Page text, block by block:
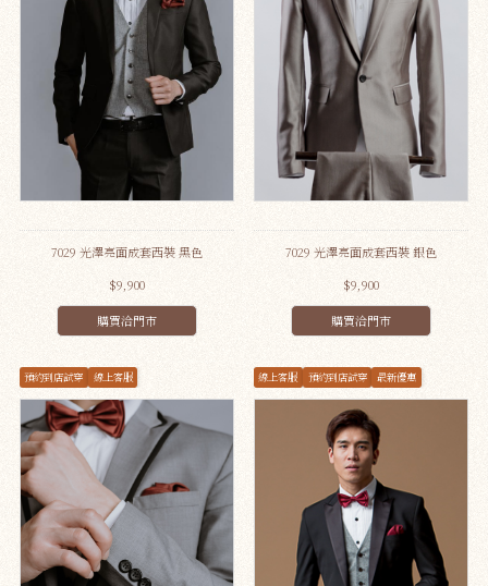
7029 光澤亮面成套西裝 黑色
$9,900
購買洽門市
7029 光澤亮面成套西裝 銀色
$9,900
購買洽門市
預約到店試穿 線上客服 線上客服 預約到店試穿 最新優惠